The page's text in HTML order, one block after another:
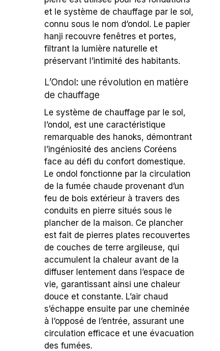
et le système de chauffage par le sol,
connu sous le nom d’ondol. Le papier
hanji recouvre fenêtres et portes,
filtrant la lumière naturelle et
préservant l’intimité des habitants.
L’Ondol: une révolution en matière
de chauffage
Le système de chauffage par le sol,
l’ondol, est une caractéristique
remarquable des hanoks, démontrant
l’ingéniosité des anciens Coréens
face au défi du confort domestique.
Le ondol fonctionne par la circulation
de la fumée chaude provenant d’un
feu de bois extérieur à travers des
conduits en pierre situés sous le
plancher de la maison. Ce plancher
est fait de pierres plates recouvertes
de couches de terre argileuse, qui
accumulent la chaleur avant de la
diffuser lentement dans l’espace de
vie, garantissant ainsi une chaleur
douce et constante. L’air chaud
s’échappe ensuite par une cheminée
à l’opposé de l’entrée, assurant une
circulation efficace et une évacuation
des fumées.